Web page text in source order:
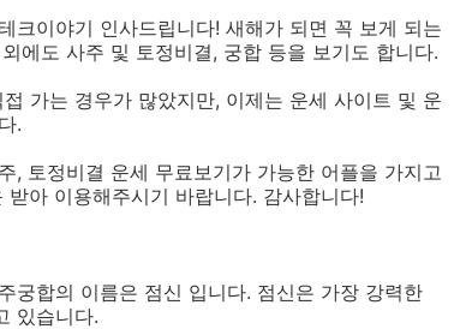
크이야기 인사드립니다! 새해가 되면 꼭 보게 되는
에도 사주 및 토정비결, 궁합 등을 보기도 합니다.
가는 경우가 많았지만, 이제는 운세 사이트 및 운
.
, 토정비결 운세 무료보기가 가능한 어플을 가지고
아 이용해주시기 바랍니다. 감사합니다!
궁합의 이름은 점신 입니다. 점신은 가장 강력한
있습니다.